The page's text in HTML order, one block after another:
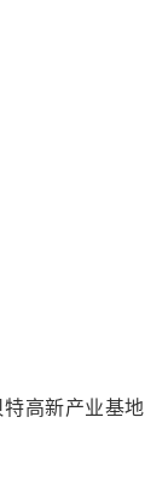
高新产业基地